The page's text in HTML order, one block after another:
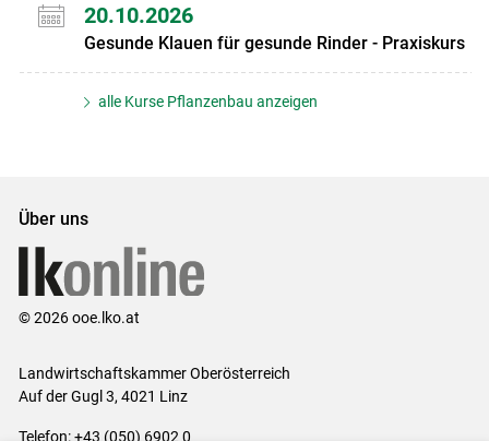
20.10.2026
Gesunde Klauen für gesunde Rinder - Praxiskurs
alle Kurse Pflanzenbau anzeigen
Über uns
© 2026 ooe.lko.at
Landwirtschaftskammer Oberösterreich
Auf der Gugl 3, 4021 Linz
Telefon: +43 (050) 6902 0